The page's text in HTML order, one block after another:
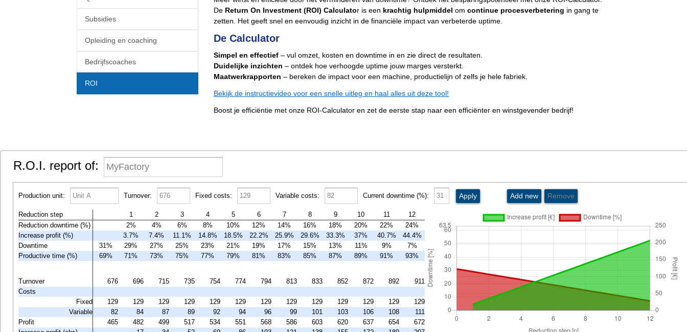
Subsidies
Opleiding en coaching
Bedrijfscoaches
ROI
De Return On Investment (ROI) Calculator is een krachtig hulpmiddel omcontinue procesverbetering in gang te
zetten. Het geeft snel en eenvoudig inzicht in de financiële impact van verbeterde uptime.
De Calculator
Simpel en effectief – vul omzet, kosten en downtime in en zie direct de resultaten.
Duidelijke inzichten – ontdek hoe verhoogde uptime jouw marges versterkt.
Maatwerkrapporten – bereken de impact voor een machine, productielijn of zelfs je hele fabriek.
Bekijk de instructievideo voor een snelle uitleg en haal alles uit deze tool!
Boost je efficiëntie met onze ROI-Calculator en zet de eerste stap naar een efficiënter en winstgevender bedrijf!
R.O.I. report of:
Production unit: Turnover: Fixed costs: Variable costs: Current downtime (%): Apply Add new Remove
Reduction step 1 2 3 4 5 6 7 8 9 10 11
12
Reduction downtime (%)
2% 4% 6% 8% 10% 12% 14% 16% 18% 20% 22%
24%
Increase profit (%)
3.7% 7.4% 11.1% 14.8% 18.5% 22.2% 25.9% 29.6% 33.3% 37% 40.7%
44.4%
Downtime
31% 29% 27% 25% 23% 21% 19% 17% 15% 13% 11% 9%
7%
Productive time (%)
69% 71% 73% 75% 77% 79% 81% 83% 85% 87% 89% 91% 93%
Turnover 676 696 715 735 754 774 794 813 833 852 872 892
911
Costs
Fixed
129 129 129 129 129 129 129 129 129 129 129 129
129
Variable
82 84 87 89 92 94 96 99 101 103 106 108
111
Profit
465 482 499 517 534 551 568 586 603 620 637 654
672